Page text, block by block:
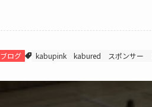
ブログ kabupink kabured スポンサー